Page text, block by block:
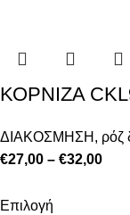
ΚΟΡΝΙΖΑ
ΔΙΑΚΟΣΜΗΣΗ , ρόζ
€27,00 – €32,00
Επιλογή